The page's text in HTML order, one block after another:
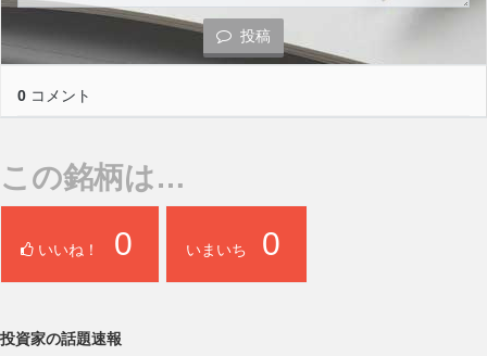
投稿
0 コメント
この銘柄は…
いいね！ 0 いまいち 0
投資家の話題速報